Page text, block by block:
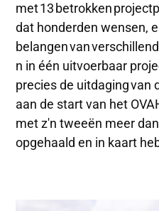
met 13 betrokken
dat honderden wensen,
belangen van
n in één uitvoerbaar
precies de uitdaging van
aan de start van het
met z'n tweeën meer
opgehaald en in kaart